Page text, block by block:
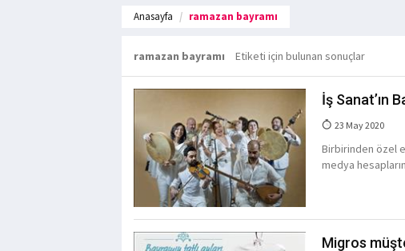
Anasayfa ramazan bayramı
ramazan bayramı Etiketi için bulunan sonuçlar
İş Sanat’ın
23 May 2020
Birbirinden özel
medya
Migros